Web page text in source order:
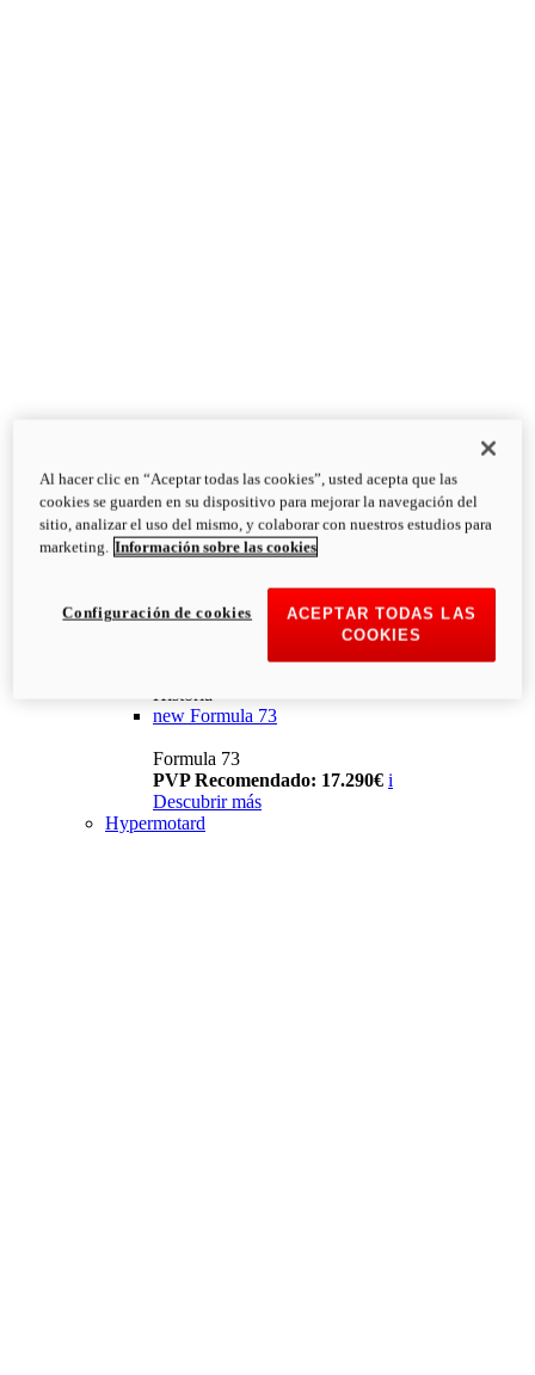
Historia
new Formula 73
Formula 73
PVP Recomendado: 17.290€ i
Descubrir más
Hypermotard
Al hacer clic en “Aceptar todas las cookies”, usted acepta que las
cookies se guarden en su dispositivo para mejorar la navegación del
sitio, analizar el uso del mismo, y colaborar con nuestros estudios para
marketing. Información sobre las cookies
ACEPTAR TODAS LAS
COOKIES
Configuración de cookies